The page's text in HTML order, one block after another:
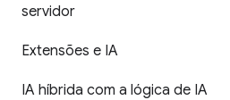
servidor
Extensões e IA
IA híbrida com a lógica de IA